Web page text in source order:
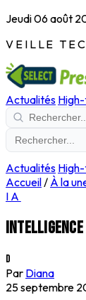
Jeudi 06 août
VEILLE
Actualités
Actualités
Accueil/ À la
IA
Intelligence
D
Par Diana
25 septembre